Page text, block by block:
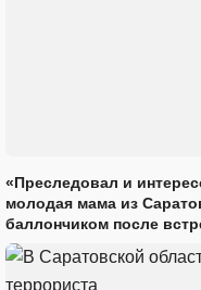
«Преследовал и
молодая мама из
баллончиком после